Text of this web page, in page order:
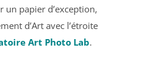
un papier d’exception,
d’Art avec l’étroite
Art Photo Lab.